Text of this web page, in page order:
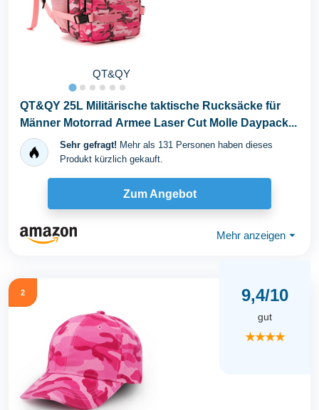
QT&QY
QT&QY 25L Militärische taktische Rucksäcke für
Männer Motorrad Armee Laser Cut Molle Daypack...
Sehr gefragt! Mehr als 131 Personen haben dieses
Produkt kürzlich gekauft.
Zum Angebot
Mehr anzeigen ⏷
2 9,4/10
gut
★★★★